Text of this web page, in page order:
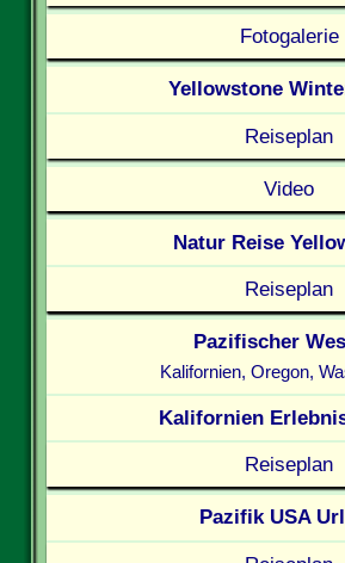
Fotogalerie
Yellowstone
Reiseplan
Video
Natur Reise
Reiseplan
Pazifischer
Kalifornien, Oregon,
Kalifornien
Reiseplan
Pazifik USA